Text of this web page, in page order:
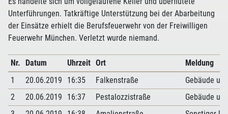
Unterführungen. Tatkräftige Unterstützung bei der Abarbeitung
der Einsätze erhielt die Berufsfeuerwehr von der Freiwilligen
Feuerwehr München. Verletzt wurde niemand.
Nr. Datum Uhrzeit Ort
Meldung
1
20.06.2019 16:35 Falkenstraße
Gebäude
2
20.06.2019 16:37 Pestalozzistraße
Gebäude